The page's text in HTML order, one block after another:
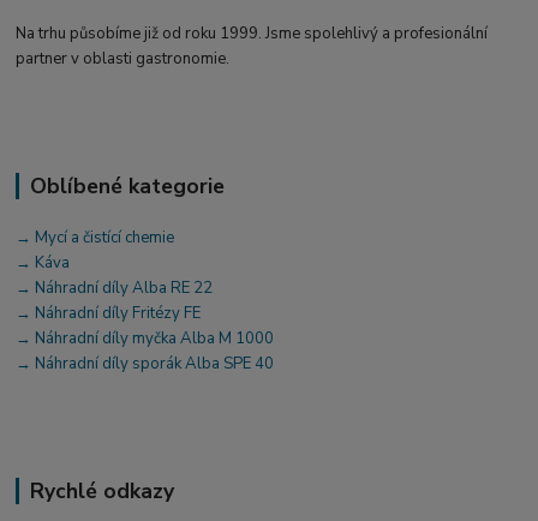
Na trhu působíme již od roku 1999. Jsme spolehlivý a profesionální
partner v oblasti gastronomie.
Oblíbené kategorie
→ Mycí a čistící chemie
→ Káva
→ Náhradní díly Alba RE 22
→ Náhradní díly Fritézy FE
→ Náhradní díly myčka Alba M 1000
→ Náhradní díly sporák Alba SPE 40
Rychlé odkazy